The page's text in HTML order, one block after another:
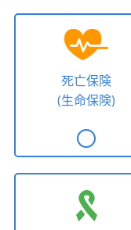
死亡保険
(生命保険)